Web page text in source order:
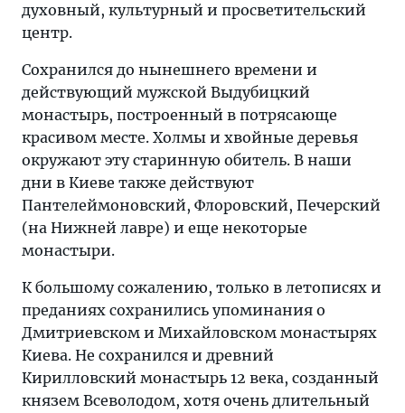
духовный, культурный и просветительский
центр.
Сохранился до нынешнего времени и
действующий мужской Выдубицкий
монастырь, построенный в потрясающе
красивом месте. Холмы и хвойные деревья
окружают эту старинную обитель. В наши
дни в Киеве также действуют
Пантелеймоновский, Флоровский, Печерский
(на Нижней лавре) и еще некоторые
монастыри.
К большому сожалению, только в летописях и
преданиях сохранились упоминания о
Дмитриевском и Михайловском монастырях
Киева. Не сохранился и древний
Кирилловский монастырь 12 века, созданный
князем Всеволодом, хотя очень длительный